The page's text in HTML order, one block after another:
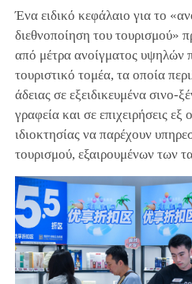
Ένα ειδικό κεφάλαιο για το
διεθνοποίηση του τουρισμού»
από μέτρα ανοίγματος υψηλών
τουριστικό τομέα, τα οποία
άδειας σε εξειδικευμένα σινο-
γραφεία και σε επιχειρήσεις
ιδιοκτησίας να παρέχουν
τουρισμού, εξαιρουμένων των